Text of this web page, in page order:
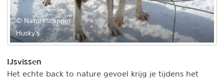
© Naturescanner
Husky's
IJsvissen
Het echte back to nature gevoel krijg je tijdens het